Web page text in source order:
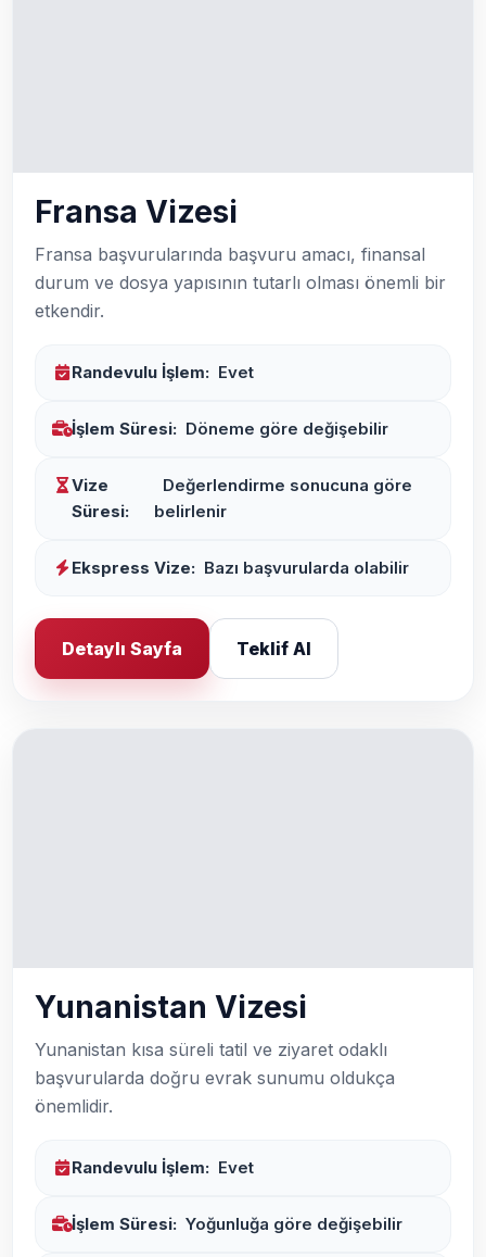
Fransa Vizesi
Fransa başvurularında başvuru amacı, finansal
durum ve dosya yapısının tutarlı olması önemli bir
etkendir.
Randevulu İşlem: Evet
İşlem Süresi: Döneme göre değişebilir
Vize
Süresi:
Değerlendirme sonucuna göre
belirlenir
Ekspress Vize: Bazı başvurularda olabilir
Detaylı Sayfa Teklif Al
Yunanistan Vizesi
Yunanistan kısa süreli tatil ve ziyaret odaklı
başvurularda doğru evrak sunumu oldukça
önemlidir.
Randevulu İşlem: Evet
İşlem Süresi: Yoğunluğa göre değişebilir